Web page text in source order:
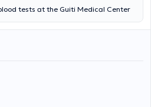
tests at the Guiti Medical Center